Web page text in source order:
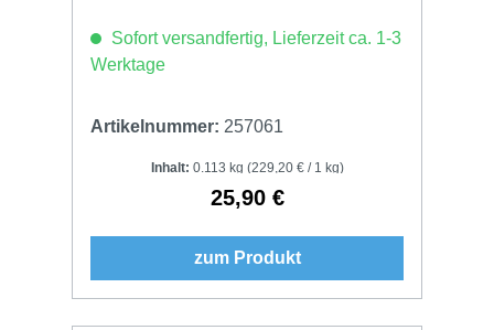
Sofort versandfertig, Lieferzeit ca. 1-3
Werktage
Artikelnummer: 257061
Inhalt: 0.113 kg (229,20 € / 1 kg)
Regulärer Preis:
25,90 €
zum Produkt